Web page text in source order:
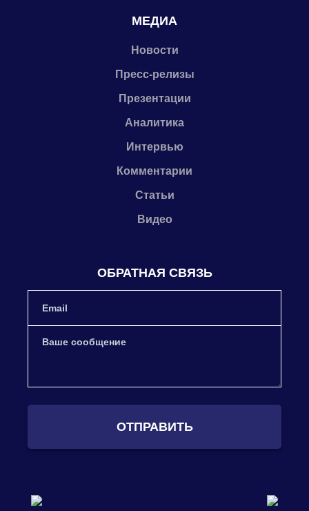
МЕДИА
Новости
Пресс-релизы
Презентации
Аналитика
Интервью
Комментарии
Статьи
Видео
ОБРАТНАЯ СВЯЗЬ
ОТПРАВИТЬ